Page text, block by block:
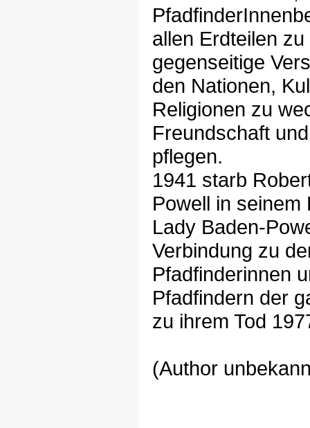
allen Erdteilen
gegenseitige
den Nationen,
Religionen zu
Freundschaft
pflegen.
1941 starb
Powell in seinem
Lady Baden-
Verbindung zu
Pfadfinderinnen
Pfadfindern der
zu ihrem Tod
(Author